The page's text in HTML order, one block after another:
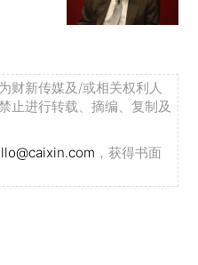
财新传媒及/或相关权利人
止进行转载、摘编、复制及
，获得书面